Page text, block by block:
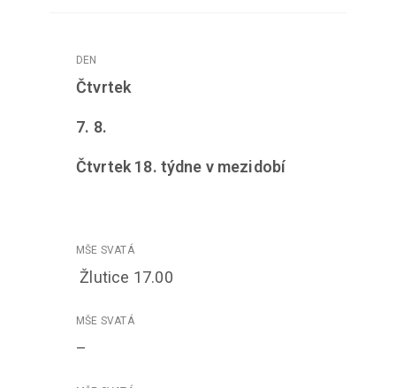
Čtvrtek
7. 8.
Čtvrtek 18. týdne v mezidobí
Žlutice 17.00
–